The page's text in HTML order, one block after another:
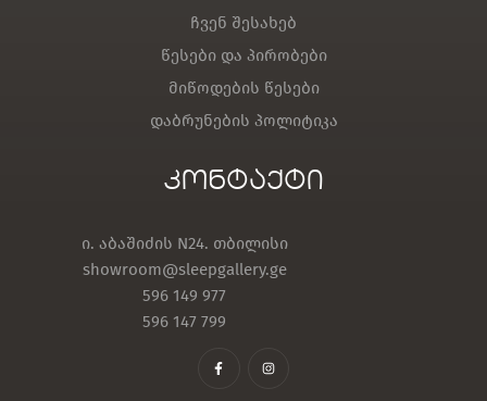
ჩვენ შესახებ
წესები და პირობები
მიწოდების წესები
დაბრუნების პოლიტიკა
კონტაქტი
ი. აბაშიძის N24. თბილისი
showroom@sleepgallery.ge
596 149 977
596 147 799